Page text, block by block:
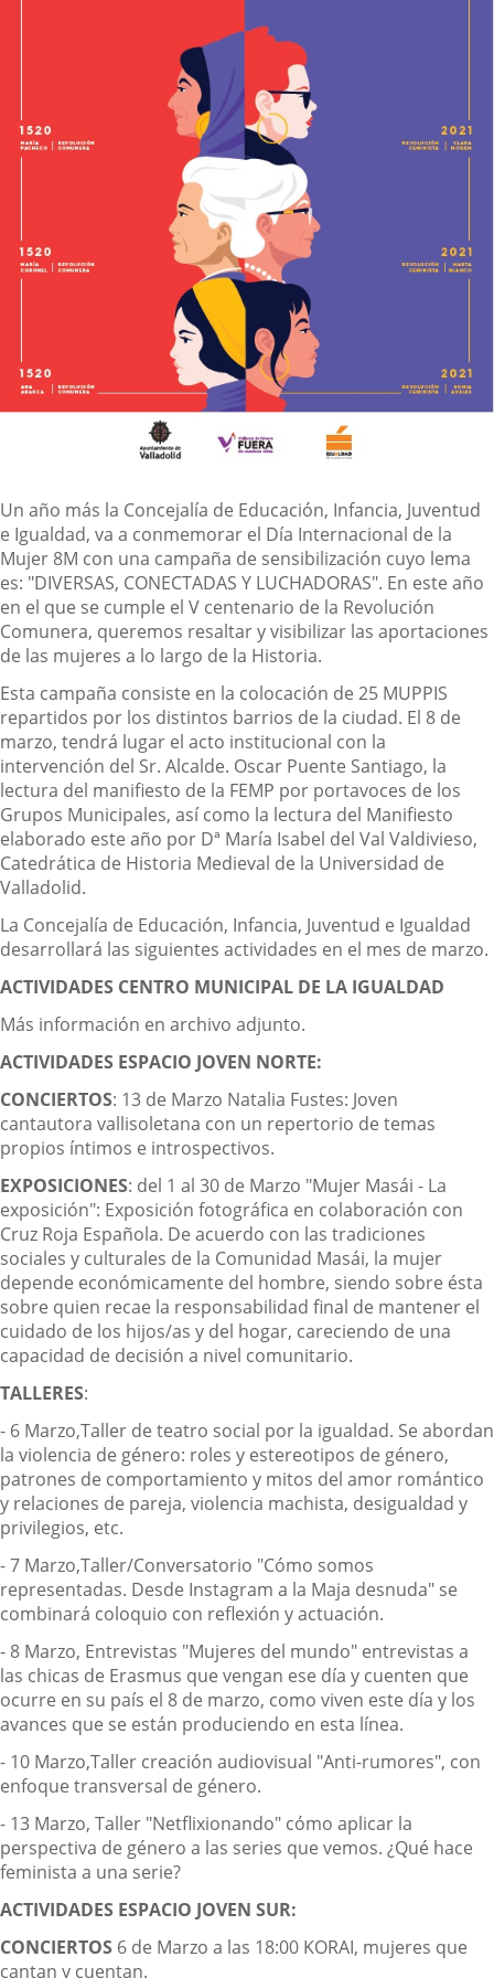
Descripción
Un año más la Concejalía de Educación, Infancia, Juventud
e Igualdad, va a conmemorar el Día Internacional de la
Mujer 8M con una campaña de sensibilización cuyo lema
es: "DIVERSAS, CONECTADAS Y LUCHADORAS". En este año
en el que se cumple el V centenario de la Revolución
Comunera, queremos resaltar y visibilizar las aportaciones
de las mujeres a lo largo de la Historia.
Esta campaña consiste en la colocación de 25 MUPPIS
repartidos por los distintos barrios de la ciudad. El 8 de
marzo, tendrá lugar el acto institucional con la
intervención del Sr. Alcalde. Oscar Puente Santiago, la
lectura del manifiesto de la FEMP por portavoces de los
Grupos Municipales, así como la lectura del Manifiesto
elaborado este año por Dª María Isabel del Val Valdivieso,
Catedrática de Historia Medieval de la Universidad de
Valladolid.
La Concejalía de Educación, Infancia, Juventud e Igualdad
desarrollará las siguientes actividades en el mes de marzo.
ACTIVIDADES CENTRO MUNICIPAL DE LA IGUALDAD
Más información en archivo adjunto.
ACTIVIDADES ESPACIO JOVEN NORTE:
CONCIERTOS: 13 de Marzo Natalia Fustes: Joven
cantautora vallisoletana con un repertorio de temas
propios íntimos e introspectivos.
EXPOSICIONES: del 1 al 30 de Marzo "Mujer Masái - La
exposición": Exposición fotográfica en colaboración con
Cruz Roja Española. De acuerdo con las tradiciones
sociales y culturales de la Comunidad Masái, la mujer
depende económicamente del hombre, siendo sobre ésta
sobre quien recae la responsabilidad final de mantener el
cuidado de los hijos/as y del hogar, careciendo de una
capacidad de decisión a nivel comunitario.
TALLERES:
- 6 Marzo,Taller de teatro social por la igualdad. Se abordan
la violencia de género: roles y estereotipos de género,
patrones de comportamiento y mitos del amor romántico
y relaciones de pareja, violencia machista, desigualdad y
privilegios, etc.
- 7 Marzo,Taller/Conversatorio "Cómo somos
representadas. Desde Instagram a la Maja desnuda" se
combinará coloquio con reflexión y actuación.
- 8 Marzo, Entrevistas "Mujeres del mundo" entrevistas a
las chicas de Erasmus que vengan ese día y cuenten que
ocurre en su país el 8 de marzo, como viven este día y los
avances que se están produciendo en esta línea.
- 10 Marzo,Taller creación audiovisual "Anti-rumores", con
enfoque transversal de género.
- 13 Marzo, Taller "Netflixionando" cómo aplicar la
perspectiva de género a las series que vemos. ¿Qué hace
feminista a una serie?
ACTIVIDADES ESPACIO JOVEN SUR:
CONCIERTOS 6 de Marzo a las 18:00 KORAI, mujeres que
cantan y cuentan.